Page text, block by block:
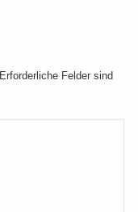
Felder sind